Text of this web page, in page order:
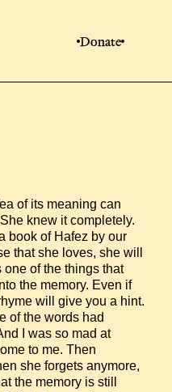
Donate
of its meaning can
knew it completely.
book of Hafez by our
that she loves, she will
one of the things that
the memory. Even if
will give you a hint.
of the words had
I was so mad at
to me. Then
she forgets anymore,
the memory is still